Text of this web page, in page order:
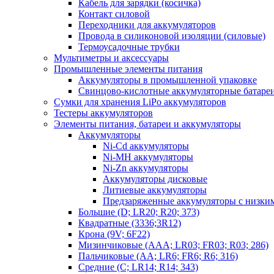
Кабель для зарядки (косичка)
Контакт силовой
Переходники для аккумуляторов
Провода в силиконовой изоляции (силовые)
Термоусадочные трубки
Мультиметры и аксессуары
Промышленные элементы питания
Аккумуляторы в промышленной упаковке
Свинцово-кислотные аккумуляторные
Сумки для хранения LiPo аккумуляторов
Тестеры аккумуляторов
Элементы питания, батареи и аккумуляторы
Аккумуляторы
Ni-Cd аккумуляторы
Ni-MH аккумуляторы
Ni-Zn аккумуляторы
Аккумуляторы дисковые
Литиевые аккумуляторы
Предзаряженные аккумуляторы с
Большие (D; LR20; R20; 373)
Квадратные (3336;3R12)
Крона (9V; 6F22)
Мизинчиковые (AAA; LR03; FR03; R03; 286)
Пальчиковые (AA; LR6; FR6; R6; 316)
Средние (C; LR14; R14; 343)